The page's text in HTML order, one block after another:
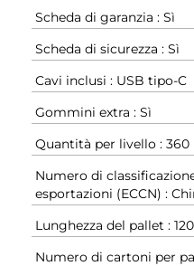
Scheda di garanzia : Sì
Scheda di sicurezza : Sì
Cavi inclusi : USB tipo-C
Gommini extra : Sì
Quantità per livello : 360
Numero di
esportazioni (ECCN) :
Lunghezza del pallet :
Numero di cartoni per